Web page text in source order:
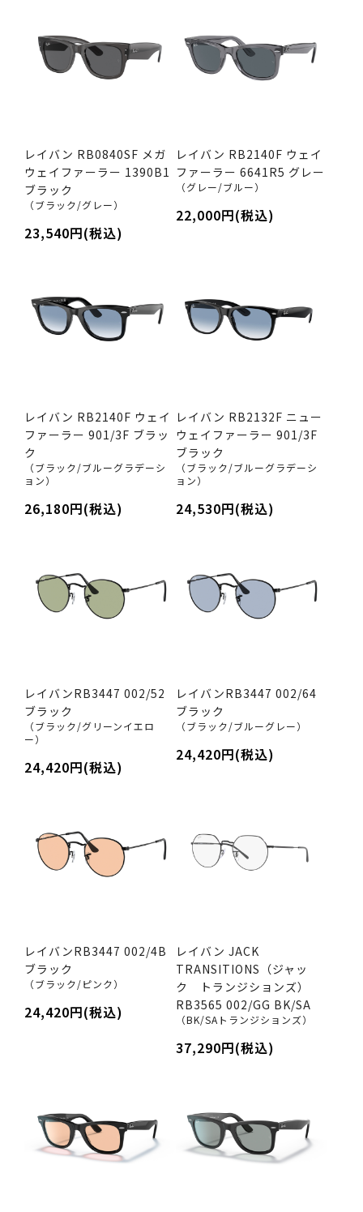
レイバン RB0840SF メガ
ウェイファーラー 1390B1
ブラック
（ブラック/グレー）
23,540円(税込)
レイバン RB2140F ウェイ
ファーラー 6641R5 グレー
（グレー/ブルー）
22,000円(税込)
レイバン RB2140F ウェイ
ファーラー 901/3F ブラッ
ク
（ブラック/ブルーグラデーシ
ョン）
26,180円(税込)
レイバン RB2132F ニュー
ウェイファーラー 901/3F
ブラック
（ブラック/ブルーグラデーシ
ョン）
24,530円(税込)
レイバンRB3447 002/52
ブラック
（ブラック/グリーンイエロ
ー）
24,420円(税込)
レイバンRB3447 002/64
ブラック
（ブラック/ブルーグレー）
24,420円(税込)
レイバンRB3447 002/4B
ブラック
（ブラック/ピンク）
24,420円(税込)
レイバン JACK
TRANSITIONS（ジャッ
ク トランジションズ）
RB3565 002/GG BK/SA
（BK/SAトランジションズ）
37,290円(税込)